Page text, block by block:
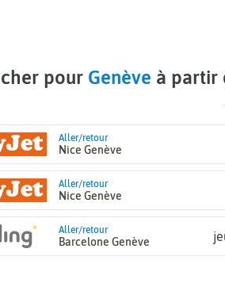
cher pour Genève à partir
Aller/retour
Nice Genève
Aller/retour
Nice Genève
Aller/retour
Barcelone Genève